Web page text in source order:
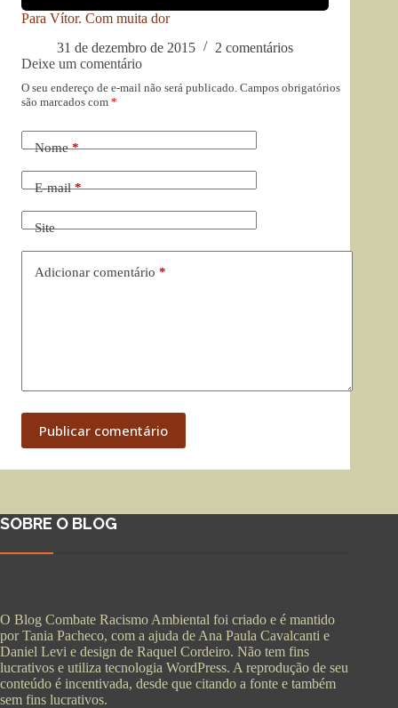
Para Vítor. Com muita dor
31 de dezembro de 2015
2 comentários
Deixe um comentário
O seu endereço de e-mail não será publicado. Campos obrigatórios
são marcados com *
Nome*
E-mail*
Site
Adicionar comentário *
Publicar comentário
SOBRE O BLOG
O Blog Combate Racismo Ambiental foi criado e é mantido
por Tania Pacheco, com a ajuda de Ana Paula Cavalcanti e
Daniel Levi e design de Raquel Cordeiro. Não tem fins
lucrativos e utiliza tecnologia WordPress. A reprodução de seu
conteúdo é incentivada, desde que citando a fonte e também
sem fins lucrativos.